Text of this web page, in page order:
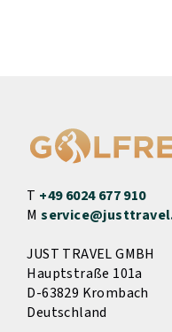
T +49 6024 677 910
M
JUST TRAVEL GMBH
Hauptstraße 101a
D-63829 Krombach
Deutschland